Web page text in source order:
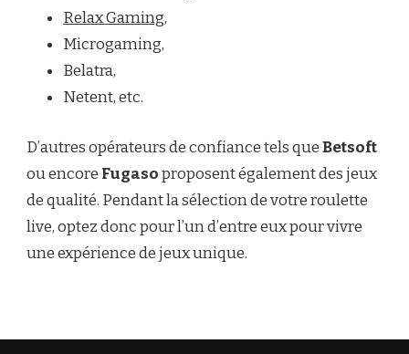
Relax Gaming,
Microgaming,
Belatra,
Netent, etc.
D’autres opérateurs de confiance tels queBetsoft
ou encore Fugasoproposent également des jeux
de qualité. Pendant la sélection de votre roulette
live, optez donc pour l’un d’entre eux pour vivre
une expérience de jeux unique.